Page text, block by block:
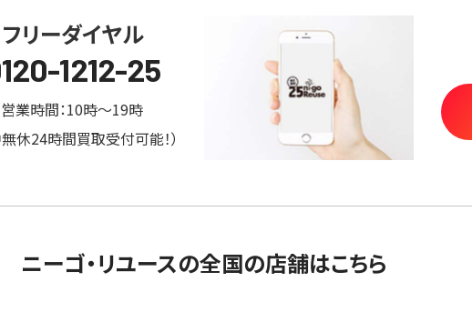
フリーダイヤル
1212-25
営業時間：10時～19時
休24時間買取受付可能！）
ニーゴ・リユースの全国の店舗はこちら